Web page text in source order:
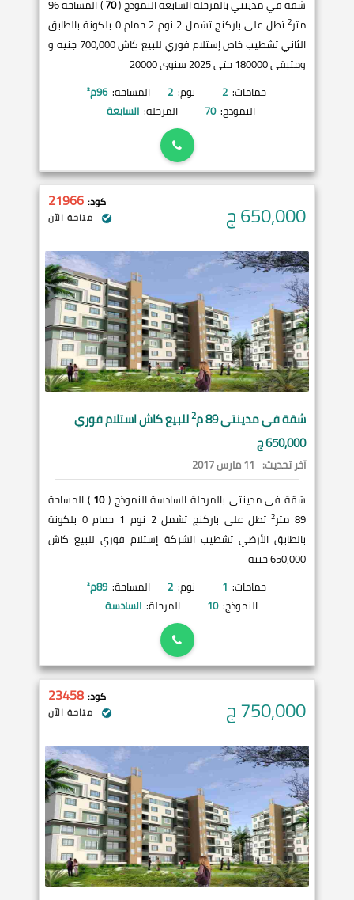
شقة في مدينتي بالمرحلة السابعة النموذج (70
) المساحة 96
متر2
تطل على باركنج تشمل 2 نوم 2 حمام 0 بلكونة بالطابق
الثاني تشطيب خاص إستلام فوري للبيع كاش 700,000 جنيه و
ومتبقى 180000 حتى 2025 سنوى 20000
حمامات: 2 نوم: 2 المساحة: 96م²
النموذج: 70 المرحلة: السابعة
650,000ج كود: 21966
متاحة الآن
شقة فيمدينتي89 م 2للبيع كاش استلام فوري
650,000 ج
آخر تحديث: 11 مارس 2017
شقة في مدينتي بالمرحلة السادسة النموذج (10 ) المساحة
89 متر
2
تطل على باركنج تشمل 2 نوم 1 حمام 0 بلكونة
بالطابق الأرضي تشطيب الشركة إستلام فوري للبيع كاش
650,000 جنيه
حمامات: 1 نوم: 2 المساحة: 89م²
النموذج: 10 المرحلة: السادسة
750,000ج كود: 23458
متاحة الآن